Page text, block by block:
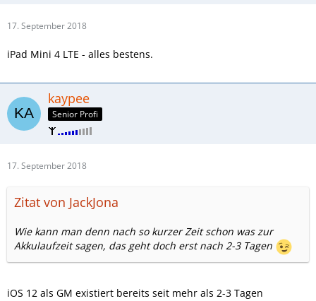
17. September 2018
iPad Mini 4 LTE - alles bestens.
kaypee
Senior Profi
17. September 2018
Zitat von JackJona
Wie kann man denn nach so kurzer Zeit schon was zur
Akkulaufzeit sagen, das geht doch erst nach 2-3 Tagen
iOS 12 als GM existiert bereits seit mehr als 2-3 Tagen